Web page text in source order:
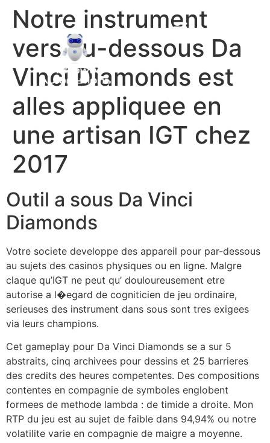
Notre instrument
vers au-dessous Da
Vinci Diamonds est
alles appliquee en
une artisan IGT chez
2017
Outil a sous Da Vinci
Diamonds
Votre societe developpe des appareil pour par-dessous
au sujets des casinos physiques ou en ligne. Malgre
claque qu’IGT ne peut qu’ douloureusement etre
autorise a l�egard de cogniticien de jeu ordinaire,
serieuses des instrument dans sous sont tres exigees
via leurs champions.
Cet gameplay pour Da Vinci Diamonds se a sur 5
abstraits, cinq archivees pour dessins et 25 barrieres
des credits des heures competentes. Des compositions
contentes en compagnie de symboles englobent
formees de methode lambda : de timide a droite. Mon
RTP du jeu est au sujet de faible dans 94,94% ou notre
volatilite varie en compagnie de maigre a moyenne.